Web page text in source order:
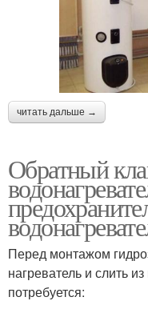
читать дальше →
Обратный
Перед монтажом
нагреватель и слить
потребуется: